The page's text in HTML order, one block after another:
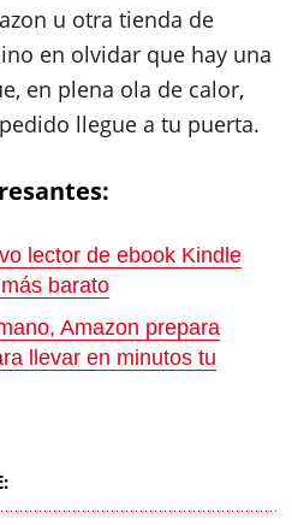
u otra tienda de
en olvidar que hay una
en plena ola de calor,
llegue a tu puerta.
lector de ebook Kindle
barato
Amazon prepara
llevar en minutos tu